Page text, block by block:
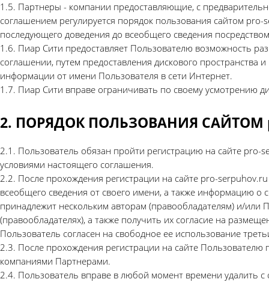
1.5. Партнеры - компании предоставляющие, с
соглашением регулируется порядок пользования сайтом
последующего доведения до всеобщего сведения
1.6. Пиар Сити предоставляет Пользователю возможность
соглашении, путем предоставления дискового
информации от имени Пользователя в сети Интернет.
1.7. Пиар Сити вправе ограничивать по своему усмотрению
2. ПОРЯДОК ПОЛЬЗОВАНИЯ САЙТОМ
2.1. Пользователь обязан пройти регистрацию на сайте pro-
условиями настоящего соглашения.
2.2. После прохождения регистрации на сайте pro-
всеобщего сведения от своего имени, а также информацию
принадлежит нескольким авторам (правообладателям) и/или
(правообладателях), а также получить их согласие на
Пользователь согласен на свободное ее использование
2.3. После прохождения регистрации на сайте Пользователю
компаниями Партнерами.
2.4. Пользователь вправе в любой момент времени удалить